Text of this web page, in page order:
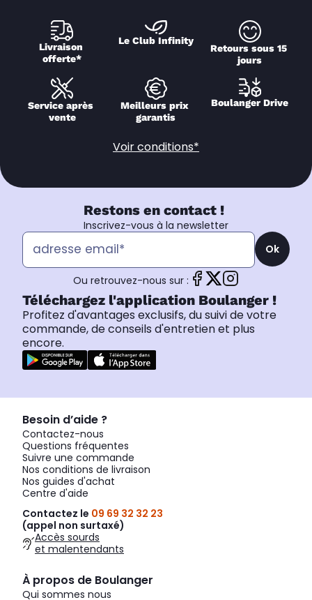
Livraison
offerte*
Le Club Infinity
Retours sous 15
jours
Service après
vente
Meilleurs prix
garantis
Boulanger Drive
Voir conditions*
Restons en contact !
Inscrivez-vous à la newsletter
Ok
Ou retrouvez-nous sur :
Téléchargez l'application Boulanger !
Profitez d'avantages exclusifs, du suivi de votre
commande, de conseils d'entretien et plus
encore.
Besoin d’aide ?
Contactez-nous
Questions fréquentes
Suivre une commande
Nos conditions de livraison
Nos guides d'achat
Centre d'aide
Contactez le 09 69 32 32 23
(appel non surtaxé)
Accès sourds
et malentendants
À propos de Boulanger
Qui sommes nous